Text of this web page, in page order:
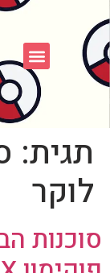
תגית:
לוקר
סוכנות